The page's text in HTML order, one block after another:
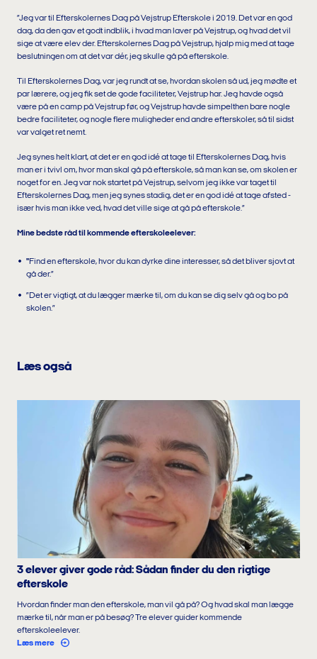
”Jeg var til Efterskolernes Dag på Vejstrup Efterskole i 2019. Det var en god
dag, da den gav et godt indblik, i hvad man laver på Vejstrup, og hvad det vil
sige at være elev der. Efterskolernes Dag på Vejstrup, hjalp mig med at tage
beslutningen om at det var dér, jeg skulle gå på efterskole.
Til Efterskolernes Dag, var jeg rundt at se, hvordan skolen så ud, jeg mødte et
par lærere, og jeg fik set de gode faciliteter, Vejstrup har. Jeg havde også
være på en camp på Vejstrup før, og Vejstrup havde simpelthen bare nogle
bedre faciliteter, og nogle flere muligheder end andre efterskoler, så til sidst
var valget ret nemt.
Jeg synes helt klart, at det er en god idé at tage til Efterskolernes Dag, hvis
man er i tvivl om, hvor man skal gå på efterskole, så man kan se, om skolen er
noget for en. Jeg var nok startet på Vejstrup, selvom jeg ikke var taget til
Efterskolernes Dag, men jeg synes stadig, det er en god idé at tage afsted -
især hvis man ikke ved, hvad det ville sige at gå på efterskole.”
Mine bedste råd til kommende efterskoleelever:
"Find en efterskole, hvor du kan dyrke dine interesser, så det bliver sjovt at
gå der.”
”Det er vigtigt, at du lægger mærke til, om du kan se dig selv gå og bo på
skolen.”
Læs også
3 elever giver gode råd: Sådan finder du den rigtige
efterskole
Hvordan finder man den efterskole, man vil gå på? Og hvad skal man lægge
mærke til, når man er på besøg? Tre elever guider kommende
efterskoleelever.
Læs mere